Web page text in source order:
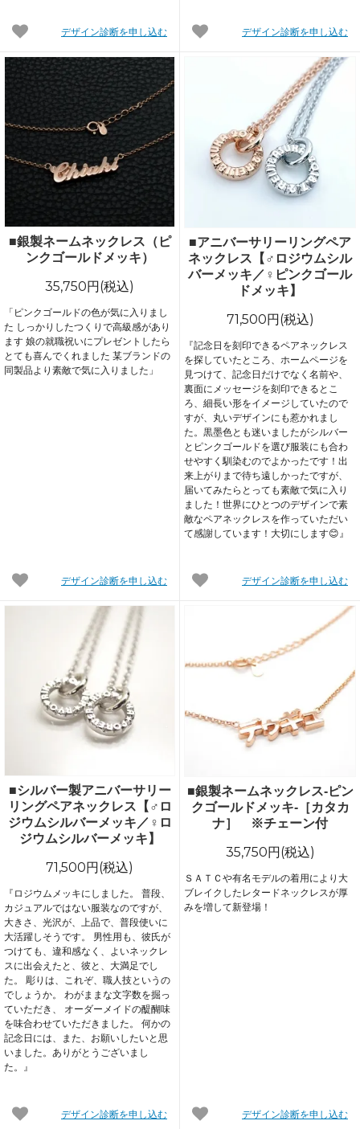
デザイン診断を申し込む デザイン診断を申し込む
■銀製ネームネックレス（ピ
ンクゴールドメッキ）
35,750円(税込)
「ピンクゴールドの色が気に入りまし
た しっかりしたつくりで高級感があり
ます 娘の就職祝いにプレゼントしたら
とても喜んでくれました 某ブランドの
同製品より素敵で気に入りました」
デザイン診断を申し込む
■アニバーサリーリングペア
ネックレス【♂ロジウムシル
バーメッキ／♀ピンクゴール
ドメッキ】
71,500円(税込)
『記念日を刻印できるペアネックレス
を探していたところ、ホームページを
見つけて、記念日だけでなく名前や、
裏面にメッセージを刻印できるとこ
ろ、細長い形をイメージしていたので
すが、丸いデザインにも惹かれまし
た。黒墨色とも迷いましたがシルバー
とピンクゴールドを選び服装にも合わ
せやすく馴染むのでよかったです！出
来上がりまで待ち遠しかったですが、
届いてみたらとっても素敵で気に入り
ました！世界にひとつのデザインで素
敵なペアネックレスを作っていただい
て感謝しています！大切にします😊』
デザイン診断を申し込む
■シルバー製アニバーサリー
リングペアネックレス【♂ロ
ジウムシルバーメッキ／♀ロ
ジウムシルバーメッキ】
71,500円(税込)
『ロジウムメッキにしました。 普段、
カジュアルではない服装なのですが、
大きさ、光沢が、上品で、普段使いに
大活躍しそうです。 男性用も、彼氏が
つけても、違和感なく、よいネックレ
スに出会えたと、彼と、大満足でし
た。 彫りは、これぞ、職人技というの
でしょうか。 わがままな文字数を掘っ
ていただき、 オーダーメイドの醍醐味
を味合わせていただきました。 何かの
記念日には、また、お願いしたいと思
いました。ありがとうございまし
た。』
デザイン診断を申し込む
■銀製ネームネックレス-ピン
クゴールドメッキ-［カタカ
ナ］ ※チェーン付
35,750円(税込)
ＳＡＴＣや有名モデルの着用により大
ブレイクしたレタードネックレスが厚
みを増して新登場！
デザイン診断を申し込む